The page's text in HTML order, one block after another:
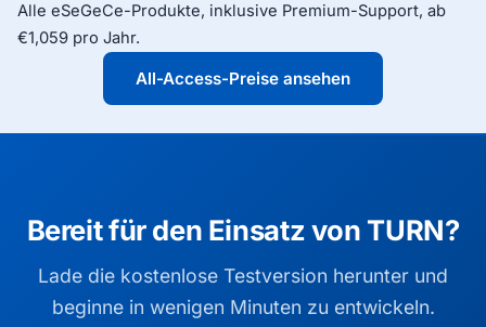
Alle eSeGeCe-Produkte, inklusive Premium-Support, ab
€1,059 pro Jahr.
All-Access-Preise ansehen
Bereit für den Einsatz von TURN?
Lade die kostenlose Testversion herunter und
beginne in wenigen Minuten zu entwickeln.